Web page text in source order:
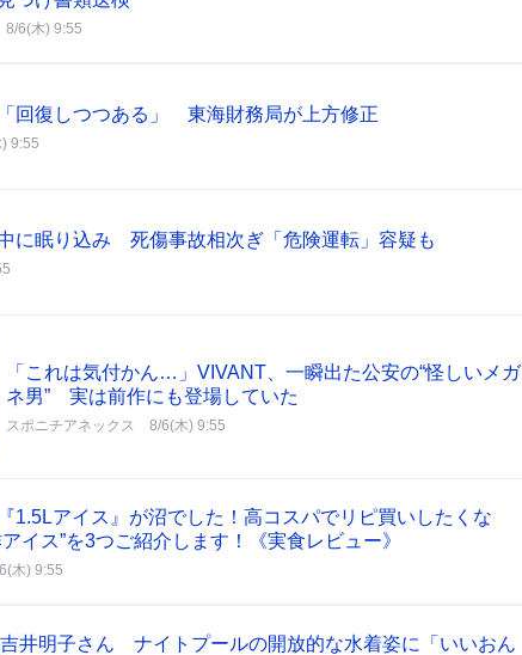
8/6(木) 9:55
回復しつつある」 東海財務局が上方修正
9:55
に眠り込み 死傷事故相次ぎ「危険運転」容疑も
「これは気付かん…」VIVANT、一瞬出た公安の“怪しいメガ
ネ男” 実は前作にも登場していた
スポニチアネックス 8/6(木) 9:55
1.5Lアイス』が沼でした！高コスパでリピ買いしたくな
イス”を3つご紹介します！《実食レビュー》
木) 9:55
井明子さん ナイトプールの開放的な水着姿に「いいおん